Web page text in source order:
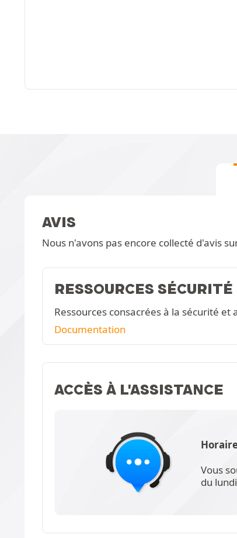
AVIS
Nous n'avons pas encore collecté d'avis
RESSOURCES
Ressources consacrées à la sécurité et
Documentation
ACCÈS À L'ASSISTANCE
Vous
du